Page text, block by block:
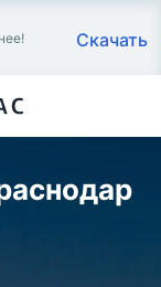
Скачать